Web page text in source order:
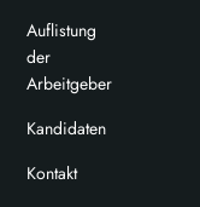
Auflistung
der
Arbeitgeber
Kandidaten
Kontakt